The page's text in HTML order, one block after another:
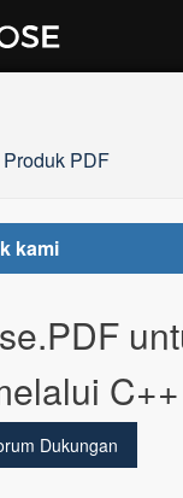
PDF
kami
Dukungan